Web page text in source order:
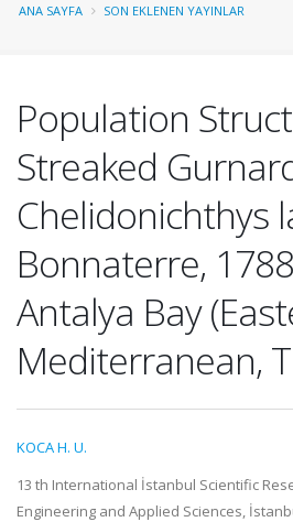
ANA SAYFA SON EKLENEN YAYINLAR
Population
Streaked
Chelidonichthys
Bonnaterre,
Antalya Bay
Mediterranean,
KOCA H. U.
13 th International İstanbul Scientific
Engineering and Applied Sciences,